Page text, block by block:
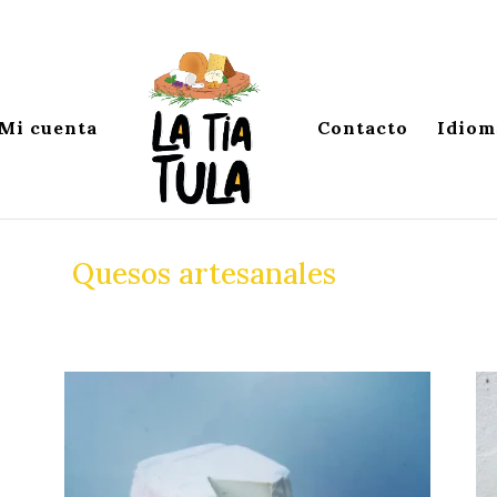
Mi cuenta Contacto
Quesos artesanales